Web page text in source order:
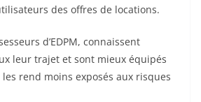
des offres de locations.
d’EDPM, connaissent
leur trajet et sont mieux équipés
rend moins exposés aux risques